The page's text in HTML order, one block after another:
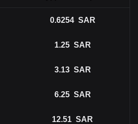
0.6254 SAR
1.25 SAR
3.13 SAR
6.25 SAR
12.51 SAR